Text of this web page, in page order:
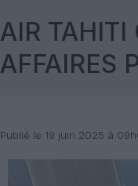
AIR
AFFAIRES
Publié le 19 juin 2025 à